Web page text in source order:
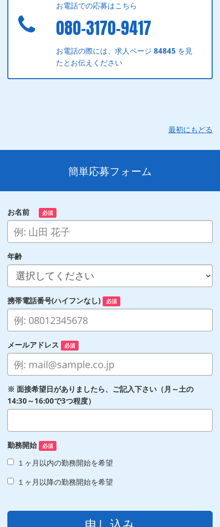
お電話での応募はこちら
080-3170-9417
お電話の際には、求人ページ84845 を見
たとお伝えください
最初にもどる
簡単応募フォーム
お名前 必須
年齢
携帯電話番号(ハイフンなし) 必須
メールアドレス 必須
※ 面接希望日がありましたら、ご記入下さい（月～土の
14:30～16:00で3つ程度）
勤務開始 必須
１ヶ月以内の勤務開始を希望
１ヶ月以降の勤務開始を希望